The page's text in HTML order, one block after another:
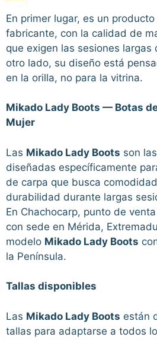
En primer lugar, es un
fabricante, con la calidad de
que exigen las sesiones largas
otro lado, su diseño está
en la orilla, no para la vitrina.
Mikado Lady Boots — Botas
Mujer
Las Mikado Lady Boots son
diseñadas específicamente
de carpa que busca
durabilidad durante largas
En Chachocarp, punto de
con sede en Mérida,
modelo Mikado Lady Boots
la Península.
Tallas disponibles
Las Mikado Lady Boots están
tallas para adaptarse a todos